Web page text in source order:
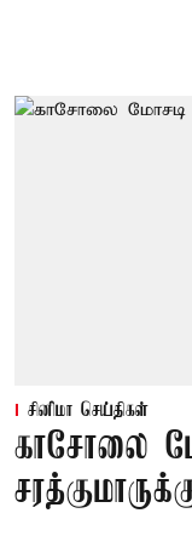
சினிமா செய்திகள்
காசோலை